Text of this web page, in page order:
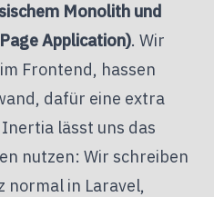
Monolith und
Application). Wir
Frontend, hassen
dafür eine extra
lässt uns das
nutzen: Wir schreiben
normal in Laravel,